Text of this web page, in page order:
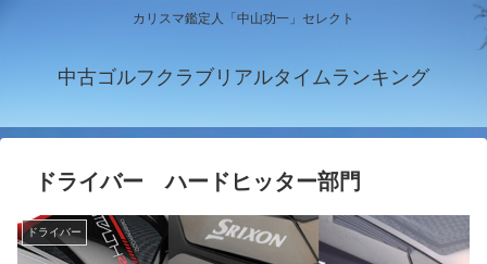
カリスマ鑑定人「中山功一」セレクト
中古ゴルフクラブリアルタイムランキング
ドライバー ハードヒッター部門
ドライバー